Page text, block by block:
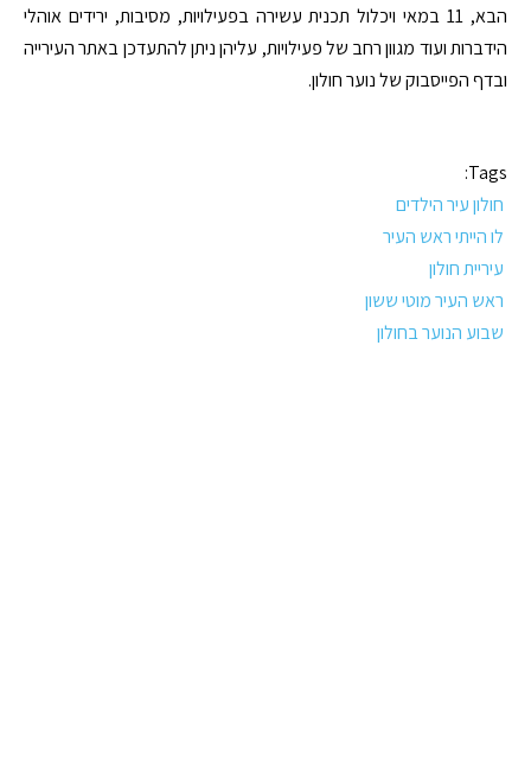
הבא, 11 במאי ויכלול תכנית עשירה בפעילויות, מסיבות, ירידים אוהלי
הידברות ועוד מגוון רחב של פעילויות, עליהן ניתן להתעדכן באתר העירייה
ובדף הפייסבוק של נוער חולון.
Tags:
חולון עיר הילדים
לו הייתי ראש העיר
עיריית חולון
ראש העיר מוטי ששון
שבוע הנוער בחולון